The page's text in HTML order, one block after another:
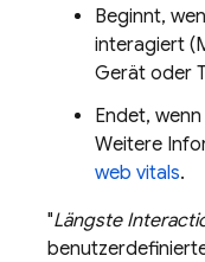
Beginnt,
interagiert
Gerät oder
Endet,
Weitere
web vitals.
"Längste